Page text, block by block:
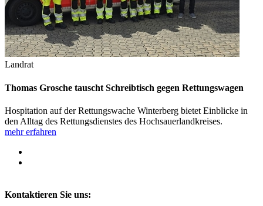
Landrat
Thomas Grosche tauscht Schreibtisch gegen Rettungswagen
Hospitation auf der Rettungswache Winterberg bietet Einblicke in
den Alltag des Rettungsdienstes des Hochsauerlandkreises.
mehr erfahren
Kontaktieren Sie uns: